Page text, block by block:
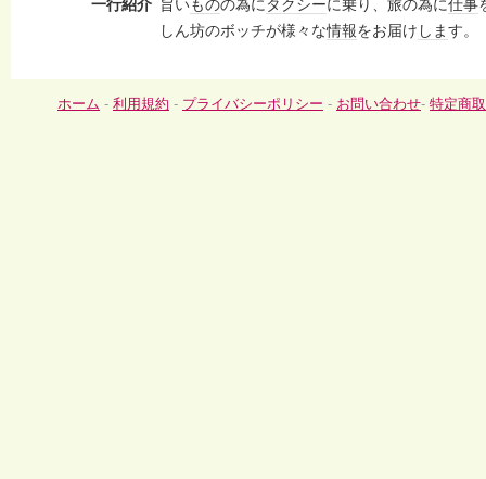
一行紹介 旨いものの為にタクシーに乗り、旅の為に仕事
しん坊のボッチが様々な情報をお届け します。
ホーム - 利用規約 - プライバシーポリシー - お問い合わせ- 特定商